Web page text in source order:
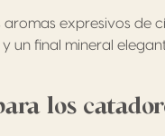
aromas expresivos de
un final mineral
los